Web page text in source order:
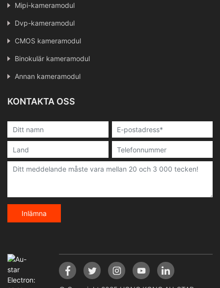
Mipi-kameramodul
Dvp-kameramodul
CMOS kameramodul
Binokulär kameramodul
Annan kameramodul
KONTAKTA OSS
Inlämna